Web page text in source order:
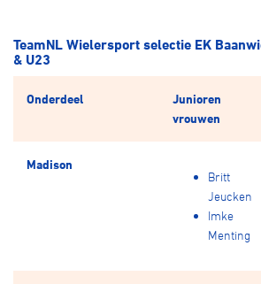
TeamNL Wielersport selectie EK
& U23
Onderdeel
Junioren
vrouwen
Madison
Britt
Jeucken
Imke
Menting